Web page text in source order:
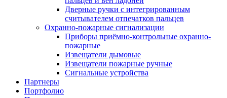
Дверные ручки с интегрированным
считывателем отпечатков пальцев
Охранно-пожарные сигнализации
Приборы приёмно-контрольные охранно-
пожарные
Извещатели дымовые
Извещатели пожарные ручные
Сигнальные устройства
Партнеры
Портфолио